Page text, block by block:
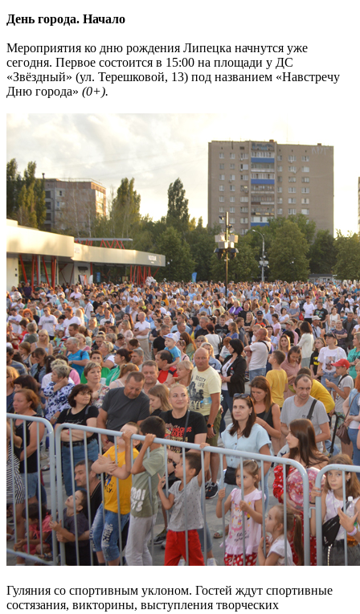
День города. Начало
Мероприятия ко дню рождения Липецка начнутся уже
сегодня. Первое состоится в 15:00 на площади у ДС
«Звёздный» (ул. Терешковой, 13) под названием «Навстречу
Дню города» (0+).
Гуляния со спортивным уклоном. Гостей ждут спортивные
состязания, викторины, выступления творческих